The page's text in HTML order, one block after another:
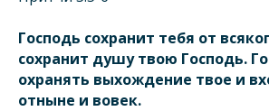
Господь сохранит тебя от
сохранит душу твою Господь.
охранять выхождение твое и
отныне и вовек.